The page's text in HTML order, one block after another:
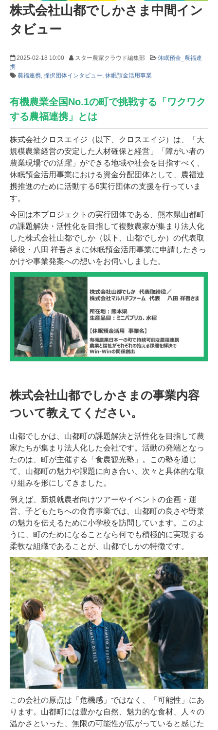
株式会社山都でしかさま中間イン
タビュー
2025-02-18 10:00 スター農家クラウド編集部
休眠預金_農福連
携
農福連携 採択団体インタビュー 休眠預金活用事業
有機農業全国No.1の町で挑戦する「ワクワク
する農福連携」とは
株式会社クロスエイジ（以下、クロスエイジ）は、「大
規模農業経営の安定した人材確保と経営」「障がい者の
農業現場での活躍」ができる地域や社会を目指すべく、
休眠預金活用事業における資金分配団体として、農福連
携推進のために活動する6実行団体の支援を行っていま
す。
今回は本プロジェクトの実行団体である、熊本県山都町
の課題解決・活性化を目指して複数農家が集まり法人化
した株式会社山都でしか（以下、山都でしか）の代表取
締役・八田 祥吾さまに休眠預金活用事業に申請したきっ
かけや事業発案への想いをお伺いしました。
株式会社山都でしかさまの事業内容
ついて教えてください。
山都でしかは、山都町の課題解決と活性化を目指して農
家たちが集まり法人化した会社です。活動の発端となっ
たのは、町が主催する「食農観光塾」。この塾を通じ
て、山都町の魅力や課題に向き合い、次々と具体的な取
り組みを形にしてきました。
例えば、新規就農者向けツアーやイベントの企画・運
営、子どもたちへの食育事業では、山都町の良さや野菜
の魅力を伝えるために小学校を訪問しています。このよ
うに、町のためになることなら何でも積極的に実現する
柔軟な組織であることが、山都でしかの特徴です。
この会社の原点は「危機感」ではなく、「可能性」にあ
ります。山都町には豊かな自然、魅力的な食材、人々の
温かさといった、無限の可能性が広がっていると感じた